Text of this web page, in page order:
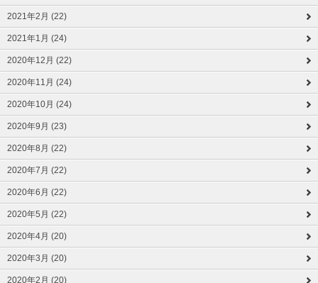
2021年2月 (22)
2021年1月 (24)
2020年12月 (22)
2020年11月 (24)
2020年10月 (24)
2020年9月 (23)
2020年8月 (22)
2020年7月 (22)
2020年6月 (22)
2020年5月 (22)
2020年4月 (20)
2020年3月 (20)
2020年2月 (20)